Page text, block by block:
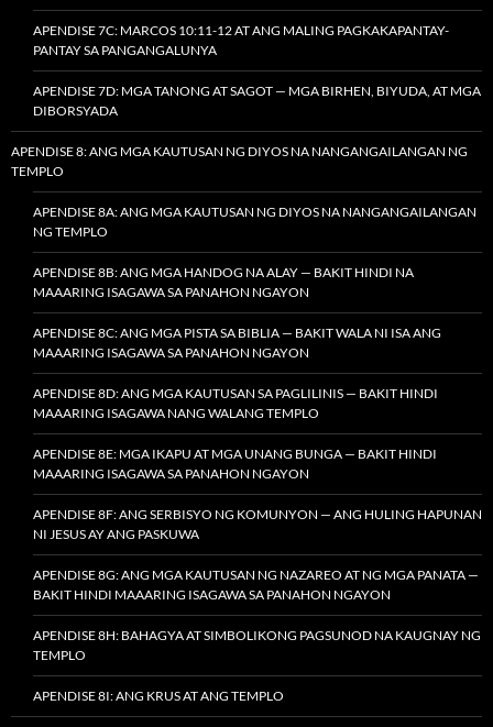
APENDISE 7C: MARCOS 10:11-12 AT ANG MALING PAGKAKAPANTAY-
PANTAY SA PANGANGALUNYA
APENDISE 7D: MGA TANONG AT SAGOT — MGA BIRHEN, BIYUDA, AT MGA
DIBORSYADA
APENDISE 8: ANG MGA KAUTUSAN NG DIYOS NA NANGANGAILANGAN NG
TEMPLO
APENDISE 8A: ANG MGA KAUTUSAN NG DIYOS NA NANGANGAILANGAN
NG TEMPLO
APENDISE 8B: ANG MGA HANDOG NA ALAY — BAKIT HINDI NA
MAAARING ISAGAWA SA PANAHON NGAYON
APENDISE 8C: ANG MGA PISTA SA BIBLIA — BAKIT WALA NI ISA ANG
MAAARING ISAGAWA SA PANAHON NGAYON
APENDISE 8D: ANG MGA KAUTUSAN SA PAGLILINIS — BAKIT HINDI
MAAARING ISAGAWA NANG WALANG TEMPLO
APENDISE 8E: MGA IKAPU AT MGA UNANG BUNGA — BAKIT HINDI
MAAARING ISAGAWA SA PANAHON NGAYON
APENDISE 8F: ANG SERBISYO NG KOMUNYON — ANG HULING HAPUNAN
NI JESUS AY ANG PASKUWA
APENDISE 8G: ANG MGA KAUTUSAN NG NAZAREO AT NG MGA PANATA —
BAKIT HINDI MAAARING ISAGAWA SA PANAHON NGAYON
APENDISE 8H: BAHAGYA AT SIMBOLIKONG PAGSUNOD NA KAUGNAY NG
TEMPLO
APENDISE 8I: ANG KRUS AT ANG TEMPLO